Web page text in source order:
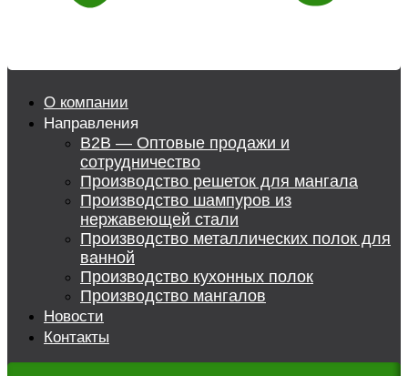
О компании
Направления
B2B — Оптовые продажи и
сотрудничество
Производство решеток для мангала
Производство шампуров из
нержавеющей стали
Производство металлических полок для
ванной
Производство кухонных полок
Производство мангалов
Новости
Контакты